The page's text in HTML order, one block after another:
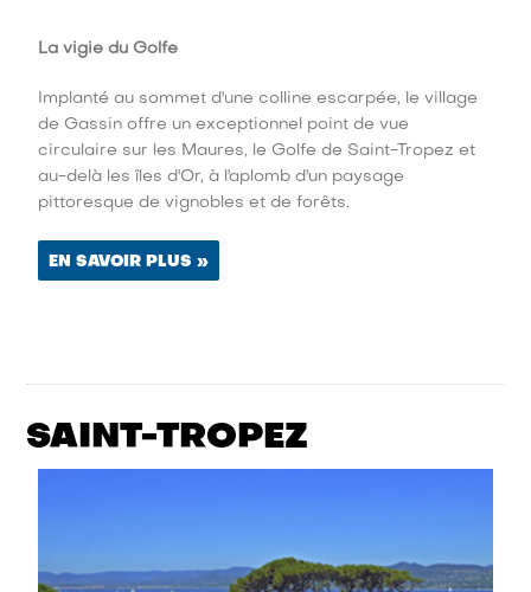
La vigie du Golfe
Implanté au sommet d'une colline escarpée, le village
de Gassin offre un exceptionnel point de vue
circulaire sur les Maures, le Golfe de Saint-Tropez et
au-delà les îles d'Or, à l'aplomb d'un paysage
pittoresque de vignobles et de forêts.
EN SAVOIR PLUS »
SAINT-TROPEZ